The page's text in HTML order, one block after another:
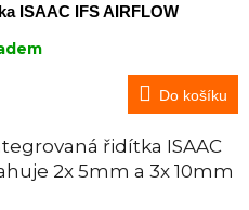
ISAAC IFS AIRFLOW
Do košíku
řidítka ISAAC
2x 5mm a 3x 10mm